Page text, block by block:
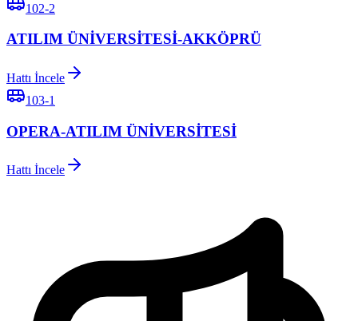
102-2
ATILIM ÜNİVERSİTESİ-AKKÖPRÜ
Hattı İncele
103-1
OPERA-ATILIM ÜNİVERSİTESİ
Hattı İncele